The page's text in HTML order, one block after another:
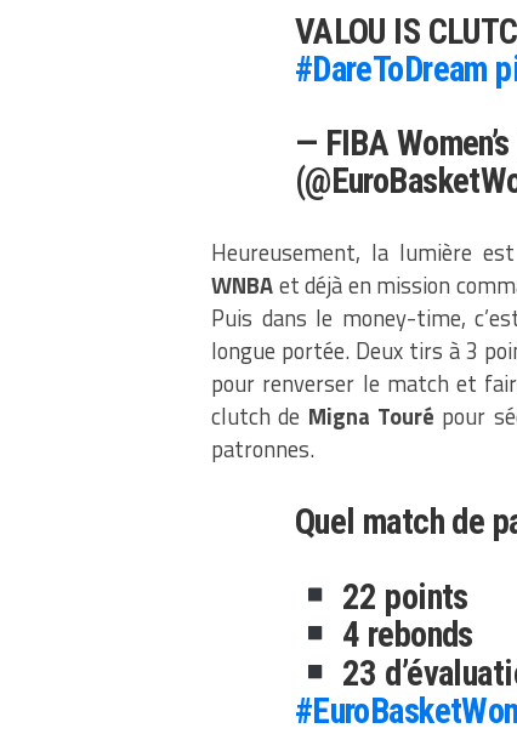
VALOU IS
#DareToDream
— FIBA
Heureusement, la lumière
WNBAet déjà en mission
Puis dans le money-time,
longue portée. Deux tirs à 3
pour renverser le match et
clutch de Migna Touré pour
patronnes.
Quel match de
22 points
4 rebonds
23